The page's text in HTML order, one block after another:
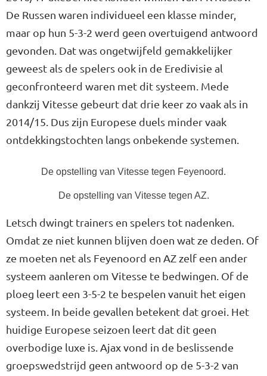
De Russen waren individueel een klasse minder,
maar op hun 5-3-2 werd geen overtuigend antwoord
gevonden. Dat was ongetwijfeld gemakkelijker
geweest als de spelers ook in de Eredivisie al
geconfronteerd waren met dit systeem. Mede
dankzij Vitesse gebeurt dat drie keer zo vaak als in
2014/15. Dus zijn Europese duels minder vaak
ontdekkingstochten langs onbekende systemen.
De opstelling van Vitesse tegen Feyenoord.
De opstelling van Vitesse tegen AZ.
Letsch dwingt trainers en spelers tot nadenken.
Omdat ze niet kunnen blijven doen wat ze deden. Of
ze moeten net als Feyenoord en AZ zelf een ander
systeem aanleren om Vitesse te bedwingen. Of de
ploeg leert een 3-5-2 te bespelen vanuit het eigen
systeem. In beide gevallen betekent dat groei. Het
huidige Europese seizoen leert dat dit geen
overbodige luxe is. Ajax vond in de beslissende
groepswedstrijd geen antwoord op de 5-3-2 van